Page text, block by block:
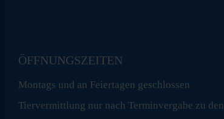
ÖFFNUNGSZEITEN
Montags und an Feiertagen geschlossen
Tiervermittlung nur nach Terminvergabe zu